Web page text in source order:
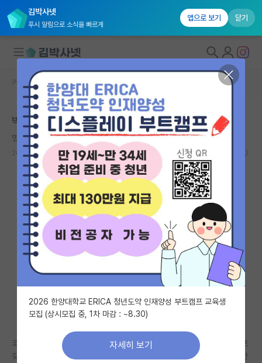
김박사넷
푸시 알림으로 소식을 빠르게
앱으로 보기 닫기
대학원생 모집
국내대학원 정보
연구실&오픈랩
커뮤니티
커뮤니티 홈
전체글보기
베스트 게시판
IF 명예의전당
자유 게시판(아무개랩)
미국 유학 게시판
미국 대학원 합격 후기 게시판
대학원생 모집 게시판
커뮤니티 홈 자유 게시판(아무개랩)
박사 과정이란 게
명석한 윌리엄 셰익스피어
2021.11.01 15 6670
코스웍 이후 연구 관련해서는 마땅한 코칭이나 트레이닝 프로그램이 제대로
갖춰져있지 않은 경우가 대부분이고, 교수님들은 독립적인 연구자를 양성한
2026 한양대학교 ERICA 청년도약 인재양성 부트캠프 교육생
모집 (상시모집 중, 1차 마감 : ~8.30)
자세히 보기